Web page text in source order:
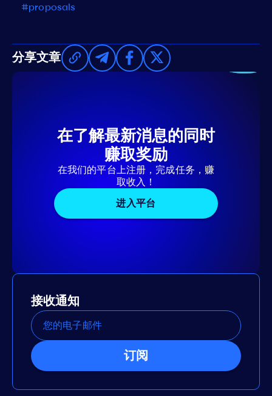
#proposals
分享文章
在了解最新消息的同时
赚取奖励
在我们的平台上注册，完成任务，赚
取收入！
进入平台
接收通知
订阅